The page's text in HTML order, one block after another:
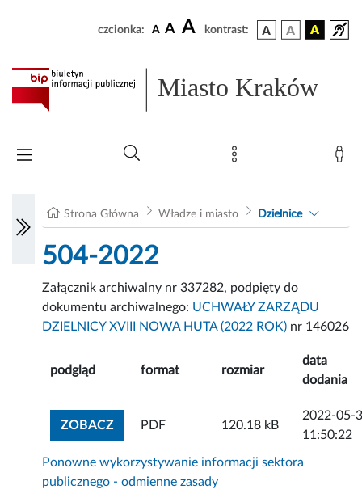
czcionka: A A A kontrast:
Miasto Kraków
Strona Główna Władze i miasto Dzielnice
504-2022
Załącznik archiwalny nr 337282, podpięty do
dokumentu archiwalnego: UCHWAŁY ZARZĄDU
DZIELNICY XVIII NOWA HUTA (2022 ROK) nr 146026
podgląd format rozmiar
data
dodania
ZOBACZZOBACZ ZAŁĄCZNIK
PDF 120.18 kB
2022-05-
11:50:22
Ponowne wykorzystywanie informacji sektora
publicznego - odmienne zasady